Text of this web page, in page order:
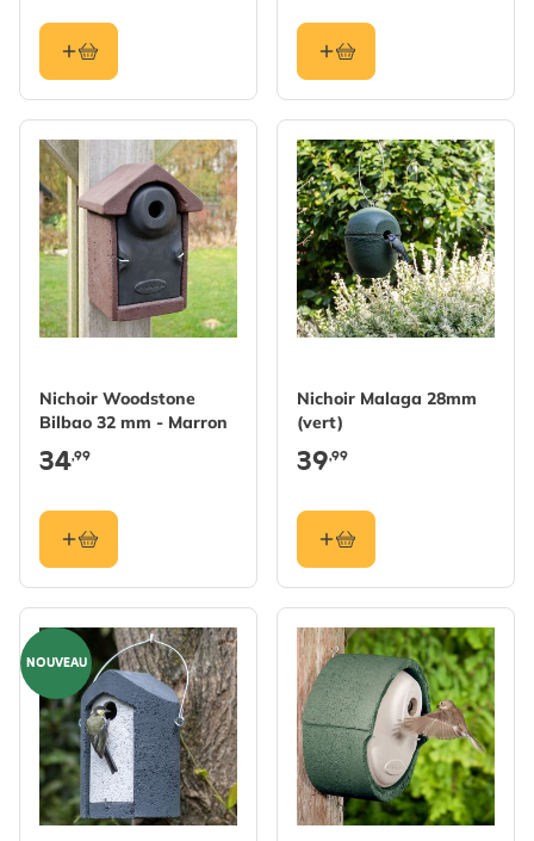
Nichoir Woodstone
Bilbao 32 mm - Marron
34,99
Nichoir Malaga 28mm
(vert)
39,99
NOUVEAU